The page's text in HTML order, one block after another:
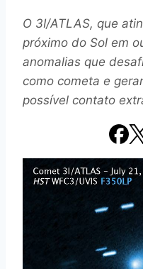
O 3I/ATLAS, que
próximo do Sol em
anomalias que
como cometa e
possível contato